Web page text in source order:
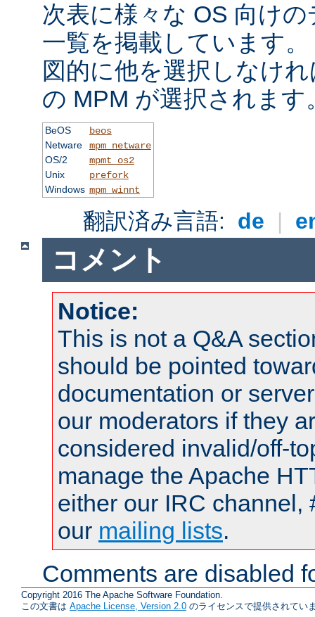
次表に様々な OS 向け
一覧を掲載しています
図的に他を選択しなけ
の MPM が選択されます
BeOS
beos
Netware
mpm_netware
OS/2
mpmt_os2
Unix
prefork
Windows mpm_winnt
翻訳済み言語: de |
コメント
Notice:
This is not a Q&A
should be pointed
documentation or
our moderators if they
considered invalid/off-
manage the Apache
either our IRC channel,
our mailing lists.
Comments are disabled
Copyright 2016 The Apache Software Foundation.
この文書は Apache License, Version 2.0 のライセンスで提供されてい